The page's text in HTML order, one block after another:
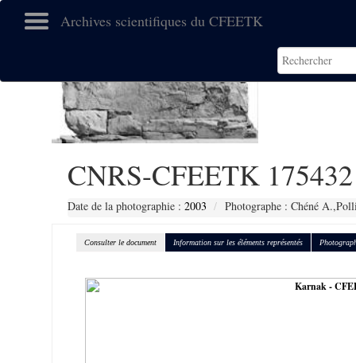
Archives scientifiques du CFEETK
CNRS-CFEETK 175432
Date de la photographie : 2003 Photographe : Chéné
Consulter le document Information sur les éléments représentés